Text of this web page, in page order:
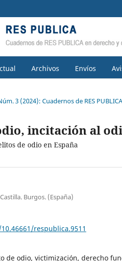
Archivos Envíos
3 (2024): Cuadernos de RES
incitación al
de odio en España
Burgos. (España)
respublica.9511
de odio, victimización, derecho